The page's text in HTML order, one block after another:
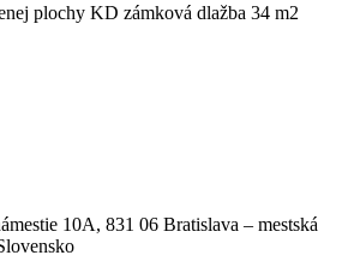
plochy KD zámková dlažba 34 m2
10A, 831 06 Bratislava – mestská